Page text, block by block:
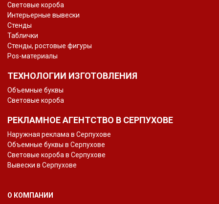
Световые короба
Интерьерные вывески
Стенды
Таблички
Стенды, ростовые фигуры
Pos-материалы
ТЕХНОЛОГИИ ИЗГОТОВЛЕНИЯ
Объемные буквы
Световые короба
РЕКЛАМНОЕ АГЕНТСТВО В СЕРПУХОВЕ
Наружная реклама в Серпухове
Объемные буквы в Серпухове
Световые короба в Серпухове
Вывески в Серпухове
О КОМПАНИИ